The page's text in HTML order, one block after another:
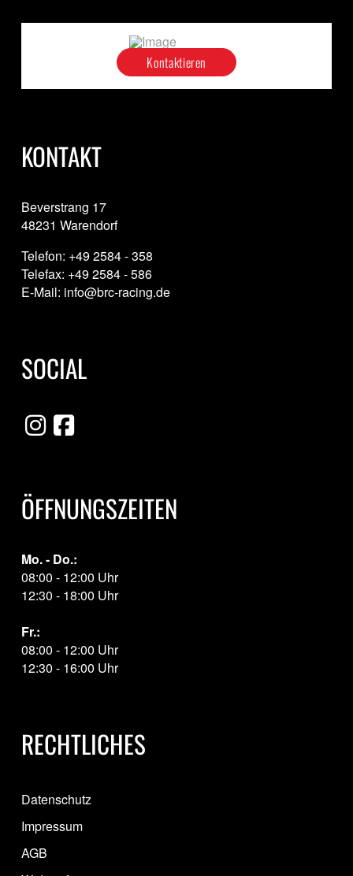
Kontaktieren
KONTAKT
Beverstrang 17
48231 Warendorf
Telefon: +49 2584 - 358
Telefax: +49 2584 - 586
E-Mail: info@brc-racing.de
SOCIAL
ÖFFNUNGSZEITEN
Mo. - Do.:
08:00 - 12:00 Uhr
12:30 - 18:00 Uhr
Fr.:
08:00 - 12:00 Uhr
12:30 - 16:00 Uhr
RECHTLICHES
Datenschutz
Impressum
AGB